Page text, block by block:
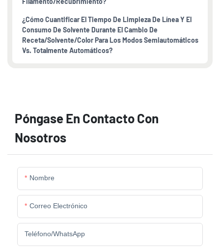
¿Cómo Cuantificar El Tiempo De Limpieza De Línea Y El
Consumo De Solvente Durante El Cambio De
Receta/solvente/color Para Los Modos Semiautomáticos
Vs. Totalmente Automáticos?
Póngase En Contacto Con
Nosotros
Nombre
Correo Electrónico
Teléfono/WhatsApp